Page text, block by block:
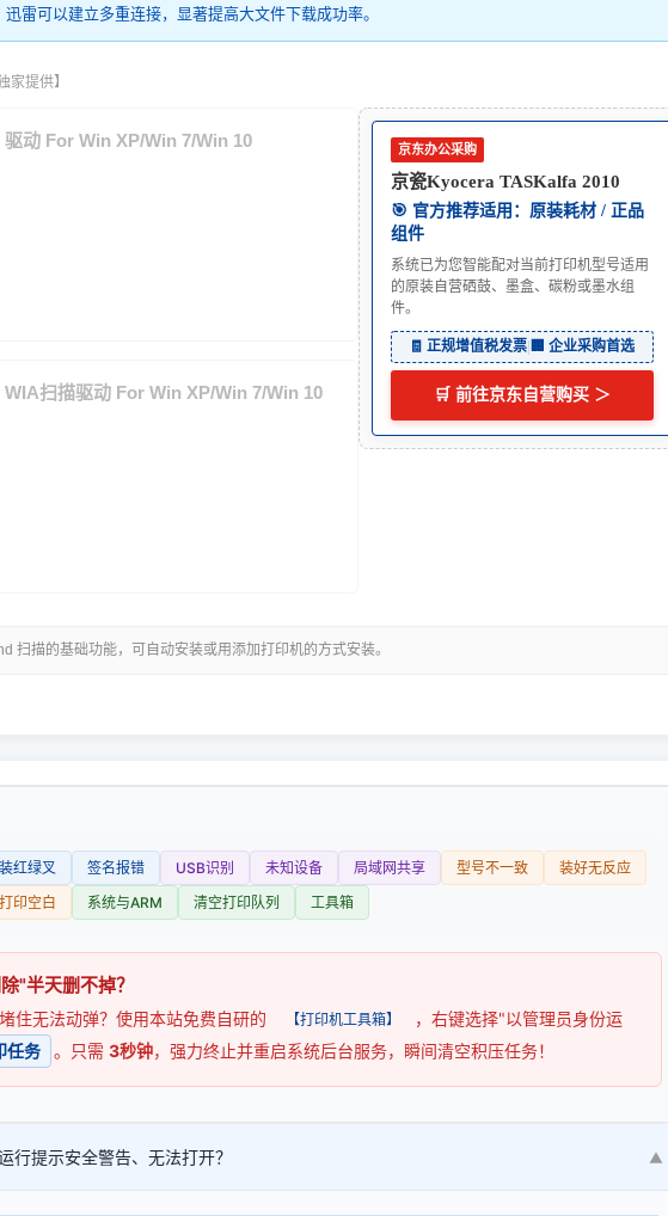
迅雷可以建立多重连接，显著提高大文件下载成功率。
家提供】
动 For Win XP/Win 7/Win 10
扫描驱动 For Win XP/Win 7/Win 10
京东办公采购
京瓷Kyocera TASKalfa 2010
🎯 官方推荐适用：原装耗材 / 正品
组件
系统已为您智能配对当前打印机型号适用
的原装自营硒鼓、墨盒、碳粉或墨水组
件。
🧾 正规增值税发票 🏢 企业采购首选
🛒 前往京东自营购买 ＞
扫描的基础功能，可自动安装或用添加打印机的方式安装。
红绿叉 签名报错 USB识别 未知设备 局域网共享 型号不一致
装好无反应
打印空白 系统与ARM 清空打印队列 工具箱
"半天删不掉？
住无法动弹？使用本站免费自研的 【打印机工具箱】
，右键选择"以管理员身份运
任务 。只需 3秒钟，强力终止并重启系统后台服务，瞬间清空积压任务！
行提示安全警告、无法打开？ ▼